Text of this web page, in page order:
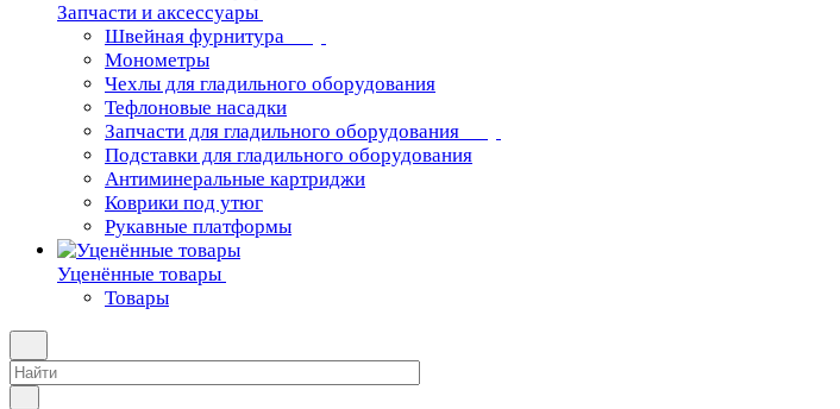
Запчасти и аксессуары
Швейная фурнитура
Монометры
Чехлы для гладильного оборудования
Тефлоновые насадки
Запчасти для гладильного оборудования
Подставки для гладильного оборудования
Антиминеральные картриджи
Коврики под утюг
Рукавные платформы
Уценённые товары
Товары